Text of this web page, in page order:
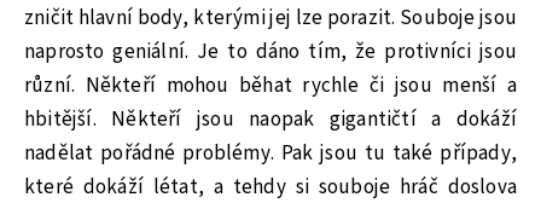
zničit hlavní body, kterými jej lze porazit. Souboje jsou
naprosto geniální. Je to dáno tím, že protivníci jsou
různí. Někteří mohou běhat rychle či jsou menší a
hbitější. Někteří jsou naopak gigantičtí a dokáží
nadělat pořádné problémy. Pak jsou tu také případy,
které dokáží létat, a tehdy si souboje hráč doslova